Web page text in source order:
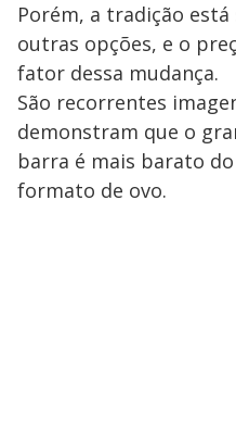
Porém, a tradição
outras opções, e o
fator dessa mudança.
São recorrentes
demonstram que o
barra é mais barato
formato de ovo.